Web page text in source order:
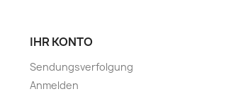
IHR KONTO
Sendungsverfolgung
Anmelden